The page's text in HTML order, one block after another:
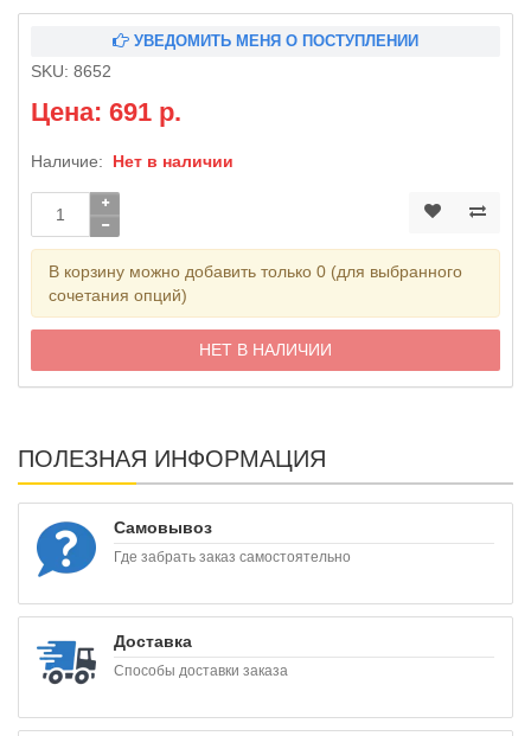
УВЕДОМИТЬ МЕНЯ О ПОСТУПЛЕНИИ
SKU: 8652
Цена: 691 р.
Наличие: Нет в наличии
В корзину можно добавить только 0 (для выбранного
сочетания опций)
НЕТ В НАЛИЧИИ
ПОЛЕЗНАЯ ИНФОРМАЦИЯ
Самовывоз
Где забрать заказ самостоятельно
Доставка
Способы доставки заказа